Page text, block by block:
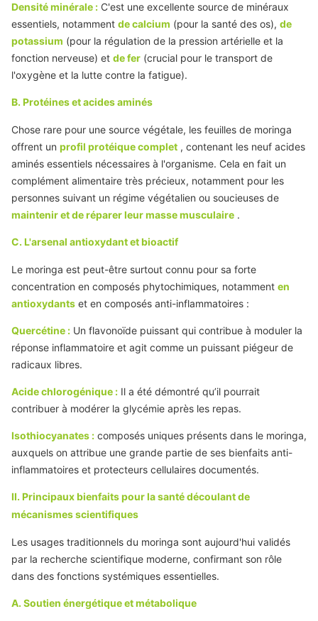
Densité minérale : C'est une excellente source de minéraux
essentiels, notamment de calcium (pour la santé des os), de
potassium (pour la régulation de la pression artérielle et la
fonction nerveuse) et de fer (crucial pour le transport de
l'oxygène et la lutte contre la fatigue).
B. Protéines et acides aminés
Chose rare pour une source végétale, les feuilles de moringa
offrent un profil protéique complet , contenant les neuf acides
aminés essentiels nécessaires à l'organisme. Cela en fait un
complément alimentaire très précieux, notamment pour les
personnes suivant un régime végétalien ou soucieuses de
maintenir et de réparer leur masse musculaire .
C. L'arsenal antioxydant et bioactif
Le moringa est peut-être surtout connu pour sa forte
concentration en composés phytochimiques, notamment en
antioxydants et en composés anti-inflammatoires :
Quercétine : Un flavonoïde puissant qui contribue à moduler la
réponse inflammatoire et agit comme un puissant piégeur de
radicaux libres.
Acide chlorogénique : Il a été démontré qu’il pourrait
contribuer à modérer la glycémie après les repas.
Isothiocyanates : composés uniques présents dans le moringa,
auxquels on attribue une grande partie de ses bienfaits anti-
inflammatoires et protecteurs cellulaires documentés.
II. Principaux bienfaits pour la santé découlant de
mécanismes scientifiques
Les usages traditionnels du moringa sont aujourd'hui validés
par la recherche scientifique moderne, confirmant son rôle
dans des fonctions systémiques essentielles.
A. Soutien énergétique et métabolique